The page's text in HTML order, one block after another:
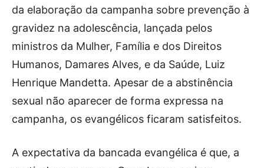
da elaboração da campanha sobre prevenção à
gravidez na adolescência, lançada pelos
ministros da Mulher, Família e dos Direitos
Humanos, Damares Alves, e da Saúde, Luiz
Henrique Mandetta. Apesar de a abstinência
sexual não aparecer de forma expressa na
campanha, os evangélicos ficaram satisfeitos.
A expectativa da bancada evangélica é que, a